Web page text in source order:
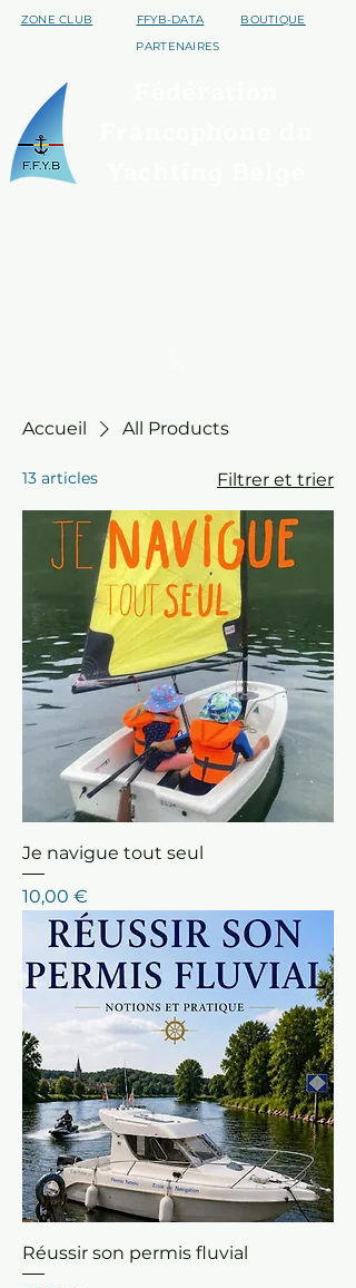
ZONE CLUB FFYB-DATA
BOUTIQUE
PARTENAIRES
Accueil All Products
13 articles Filtrer et trier
Je navigue tout seul
Prix
10,00 €
Réussir son permis fluvial